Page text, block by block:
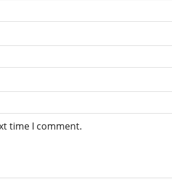
time I comment.